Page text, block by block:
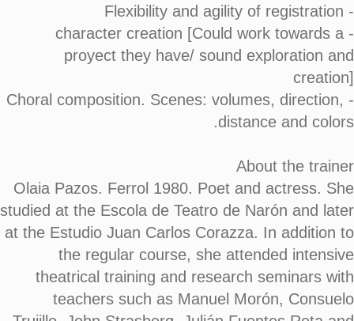
- Flexibility and agility of registration
- character creation [Could work towards a
proyect they have/ sound exploration and
creation]
- Choral composition. Scenes: volumes, direction,
distance and colors.
About the trainer
Olaia Pazos. Ferrol 1980. Poet and actress. She
studied at the Escola de Teatro de Narón and later
at the Estudio Juan Carlos Corazza. In addition to
the regular course, she attended intensive
theatrical training and research seminars with
teachers such as Manuel Morón, Consuelo